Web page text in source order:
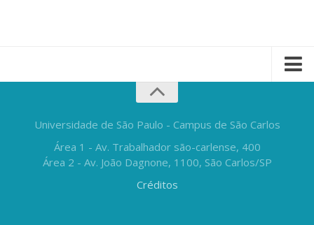
Universidade de São Paulo - Campus de São Carlos
Área 1 - Av. Trabalhador são-carlense, 400
Área 2 - Av. João Dagnone, 1100, São Carlos/SP
Créditos